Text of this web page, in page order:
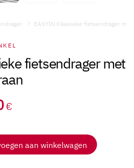
EASYIN Klassieke fietsendrager
fietsendrager met
€Huidige
is:
159.90€.
aan winkelwagen